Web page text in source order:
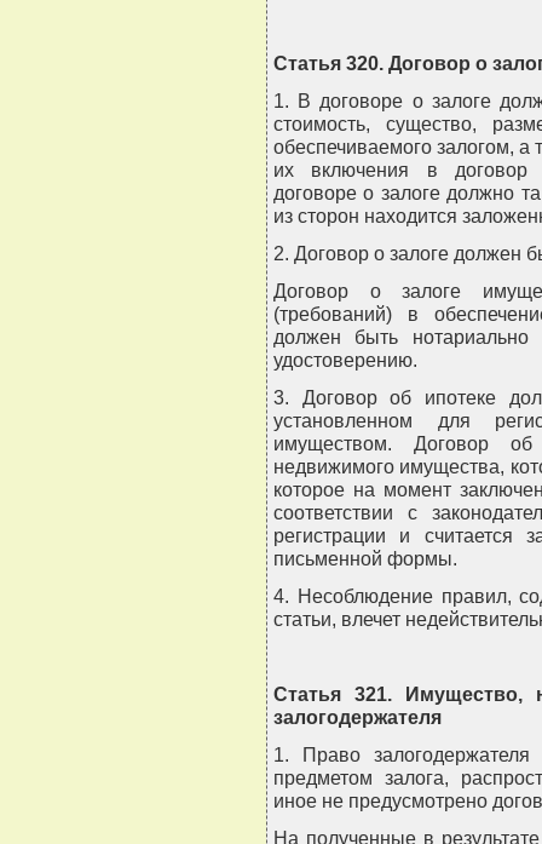
Статья 320. Договор о
1. В договоре о залоге
стоимость, существо,
обеспечиваемого залогом, а
их включения в договор
договоре о залоге должно
из сторон находится
2. Договор о залоге должен
Договор о залоге
(требований) в
должен быть нотариально
удостоверению.
3. Договор об ипотеке
установленном для
имуществом. Договор об
недвижимого имущества,
которое на момент
соответствии с
регистрации и
письменной формы.
4. Несоблюдение правил,
статьи, влечет
Статья 321. Имущество,
залогодержателя
1. Право
предметом залога,
иное не предусмотрено
На полученные в